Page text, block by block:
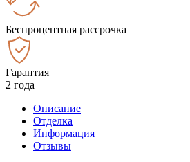
Беспроцентная рассрочка
Гарантия
2 года
Описание
Отделка
Информация
Отзывы